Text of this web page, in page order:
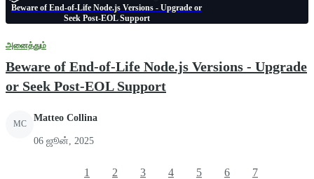
Beware of End-of-Life Node.js Versions - Upgrade or
Seek Post-EOL Support
அனைத்தும்
Beware of End-of-Life Node.js Versions - Upgrade
or Seek Post-EOL Support
MC
Matteo Collina
06 ஜூன், 2025
1 2 3 4 5 6 7